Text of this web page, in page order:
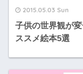
2015.05.03 Sun
子供の世界観が
ススメ絵本5選